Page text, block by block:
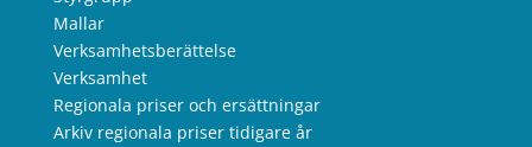
Mallar
Verksamhetsberättelse
Verksamhet
Regionala priser och ersättningar
Arkiv regionala priser tidigare år